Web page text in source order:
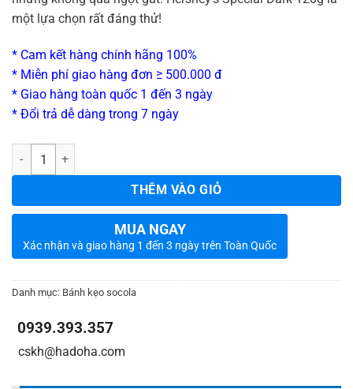
một lựa chọn rất đáng thử!
* Cam kết hàng chính hãng 100%
* Miễn phí giao hàng đơn ≥ 500.000 đ
* Giao hàng toàn quốc 1 đến 3 ngày
* Đổi trả dễ dàng trong 7 ngày
Số lượng
THÊM VÀO GIỎ
MUA NGAY
Xác nhận và giao hàng 1 đến 3 ngày trên Toàn Quốc
Danh mục: Bánh kẹo socola
0939.393.357
cskh@hadoha.com